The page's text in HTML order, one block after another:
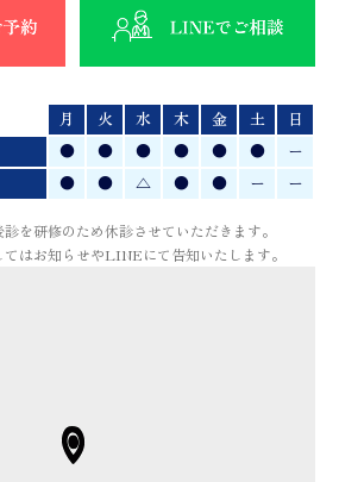
月 火 水 木 金 土 日
● ● ● ● ● ● ー
● ● △ ● ● ー ー
を研修のため休診させていただきます。
はお知らせやLINEにて告知いたします。